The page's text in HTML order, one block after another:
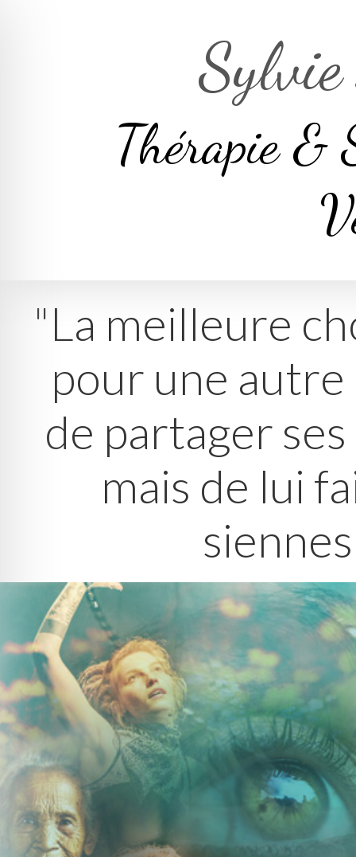
Thérapie &
"La meilleure
pour une
de partager
mais de lui